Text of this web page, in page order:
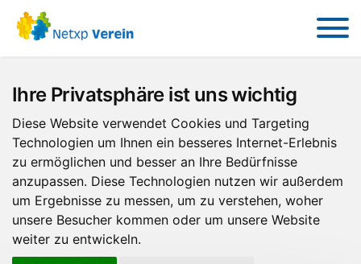
Ihre Privatsphäre ist uns wichtig
Diese Website verwendet Cookies und Targeting
Technologien um Ihnen ein besseres Internet-Erlebnis
zu ermöglichen und besser an Ihre Bedürfnisse
anzupassen. Diese Technologien nutzen wir außerdem
um Ergebnisse zu messen, um zu verstehen, woher
unsere Besucher kommen oder um unsere Website
weiter zu entwickeln.